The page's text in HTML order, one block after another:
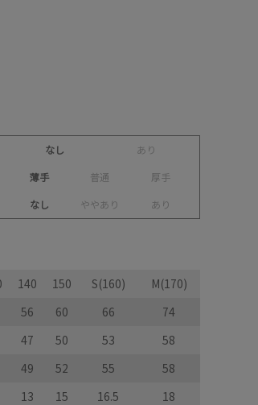
なし あ り
薄手 普通 厚手
なし ややあ り あ り
140 150 S(160)
M(170)
56 60 66
74
47 50 53
58
49 52 55
58
13 15 16.5
18